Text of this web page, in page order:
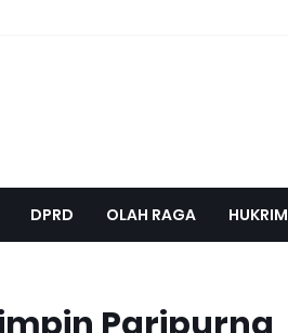
DPRD OLAH RAGA HUKRIM